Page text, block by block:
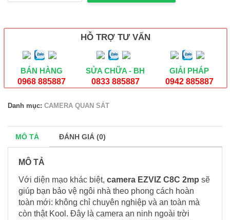
EZVIZ
minh
số
lượng
HỖ TRỢ TƯ VẤN
BÁN HÀNG
0968 885887
SỬA CHỮA - BH
0833 885887
GIẢI PHÁP
0942 885887
Danh mục: CAMERA QUAN SÁT
MÔ TẢ ĐÁNH GIÁ (0)
MÔ TẢ
Với diện mạo khác biệt, camera EZVIZ C8C 2mp sẽ
giúp bạn bảo vệ ngôi nhà theo phong cách hoàn
toàn mới: không chỉ chuyên nghiệp và an toàn mà
còn thật Kool. Đây là camera an ninh ngoài trời